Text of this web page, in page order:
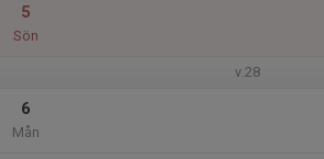
5
Sön
v.28
6
Mån